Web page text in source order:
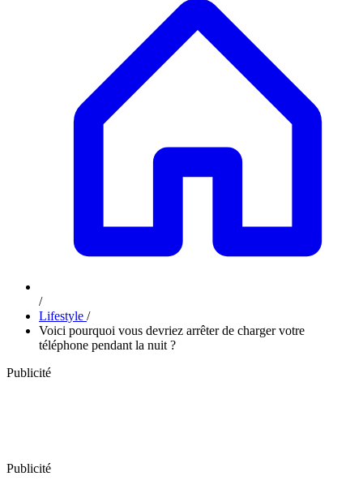
/
Lifestyle /
Voici pourquoi vous devriez arrêter de charger votre
téléphone pendant la nuit ?
Publicité
Publicité